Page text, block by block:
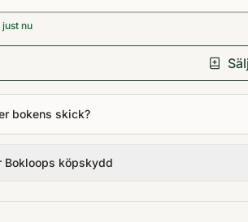
nu
bokens skick?
Bokloops köpskydd